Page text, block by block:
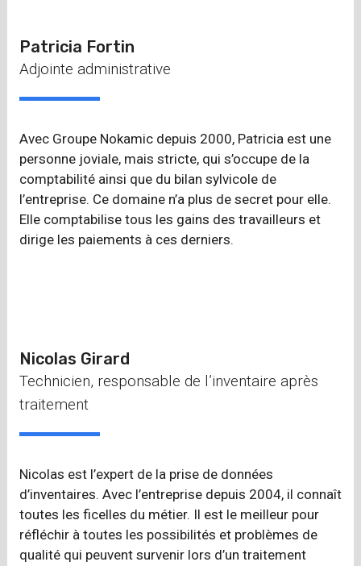
Patricia Fortin
Adjointe administrative
Avec Groupe Nokamic depuis 2000, Patricia est une
personne joviale, mais stricte, qui s’occupe de la
comptabilité ainsi que du bilan sylvicole de
l’entreprise. Ce domaine n’a plus de secret pour elle.
Elle comptabilise tous les gains des travailleurs et
dirige les paiements à ces derniers.
Nicolas Girard
Technicien, responsable de l’inventaire après
traitement
Nicolas est l’expert de la prise de données
d’inventaires. Avec l’entreprise depuis 2004, il connaît
toutes les ficelles du métier. Il est le meilleur pour
réfléchir à toutes les possibilités et problèmes de
qualité qui peuvent survenir lors d’un traitement